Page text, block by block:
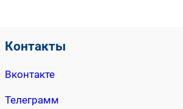
Контакты
Вконтакте
Телеграмм